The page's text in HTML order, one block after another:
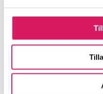
Werner Wejp-Olsen
Informationer